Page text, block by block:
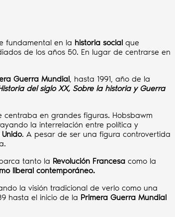
fundamental en la historia social que
de los años 50. En lugar de centrarse en
Guerra Mundial, hasta 1991, año de la
del siglo XX, Sobre la historia y Guerra
en grandes figuras. Hobsbawm
la interrelación entre política y
Unido. A pesar de ser una figura controvertida
tanto la Revolución Francesa como la
liberal contemporáneo.
la visión tradicional de verlo como una
hasta el inicio de la Primera Guerra Mundial